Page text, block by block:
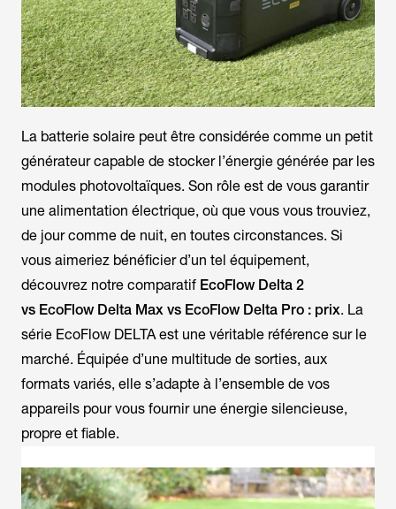
La batterie solaire peut être considérée comme un petit
générateur capable de stocker l’énergie générée par les
modules photovoltaïques. Son rôle est de vous garantir
une alimentation électrique, où que vous vous trouviez,
de jour comme de nuit, en toutes circonstances. Si
vous aimeriez bénéficier d’un tel équipement,
découvrez notre comparatif EcoFlow Delta 2
vs EcoFlow Delta Max vs EcoFlow Delta Pro : prix. La
série EcoFlow DELTA est une véritable référence sur le
marché. Équipée d’une multitude de sorties, aux
formats variés, elle s’adapte à l’ensemble de vos
appareils pour vous fournir une énergie silencieuse,
propre et fiable.